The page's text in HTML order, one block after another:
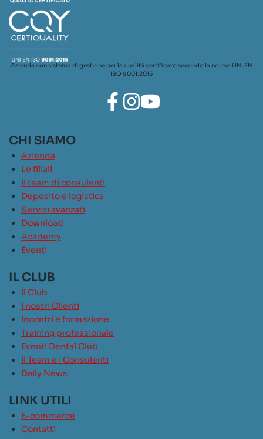
Azienda con sistema di gestione per la qualità certificato secondo la norma UNI EN
ISO 9001:2015
CHI SIAMO
Azienda
Le filiali
Il team di consulenti
Deposito e logistica
Servizi avanzati
Download
Academy
Eventi
IL CLUB
Il Club
I nostri Clienti
Incontri e formazione
Training professionale
Eventi Dental Club
Il Team e i Consulenti
Daily News
LINK UTILI
E-commerce
Contatti